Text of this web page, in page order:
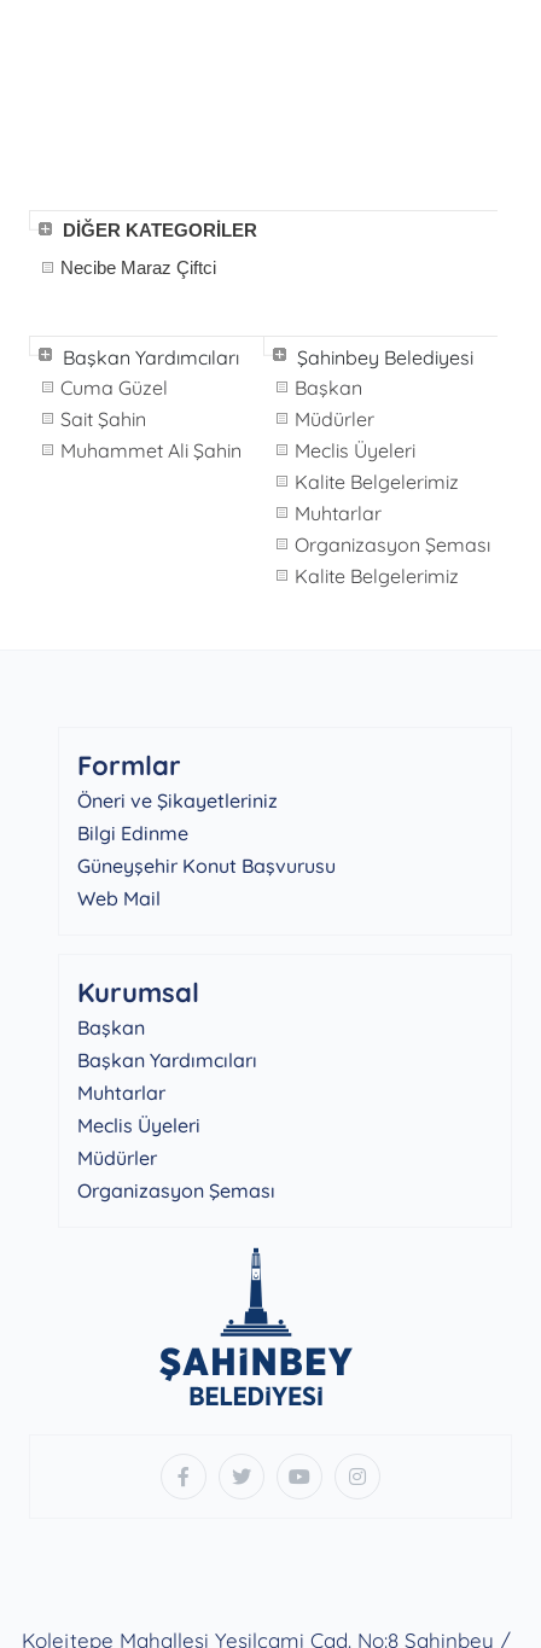
DİĞER KATEGORİLER
Necibe Maraz Çiftci
Başkan Yardımcıları
Cuma Güzel
Sait Şahin
Muhammet Ali Şahin
Şahinbey Belediyesi
Başkan
Müdürler
Meclis Üyeleri
Kalite Belgelerimiz
Muhtarlar
Organizasyon Şeması
Kalite Belgelerimiz
Formlar
Öneri ve Şikayetleriniz
Bilgi Edinme
Güneyşehir Konut Başvurusu
Web Mail
Kurumsal
Başkan
Başkan Yardımcıları
Muhtarlar
Meclis Üyeleri
Müdürler
Organizasyon Şeması
Kolejtepe Mahallesi Yeşilcami Cad. No:8 Şahinbey /